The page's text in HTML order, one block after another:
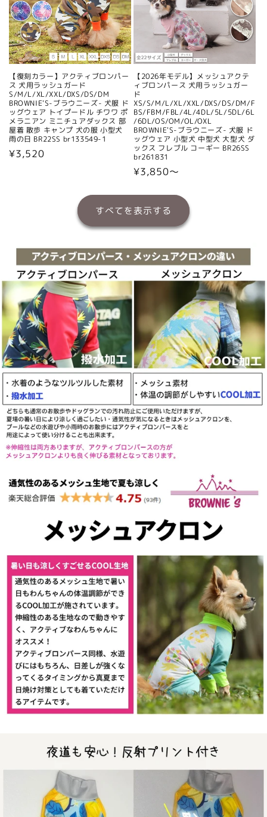
【復刻カラー】アクティブロンパー
ス 犬用ラッシュガード
S/M/L/XL/XXL/DXS/DS/DM
BROWNIE'S-ブラウニーズ- 犬服 ド
ッグウェア トイプードル チワワ ポ
メラニアン ミニチュアダックス 部
屋着 散歩 キャンプ 犬の服 小型犬
雨の日 BR22SS br133549-1
通
¥3,520
【2026年モデル】メッシュアクテ
ィブロンパース 犬用ラッシュガー
ド
XS/S/M/L/XL/XXL/DXS/DS/DM/F
BS/FBM/FBL/4L/4DL/5L/5DL/6L
/6DL/OS/OM/OL/OXL
BROWNIE'S-ブラウニーズ- 犬服 ド
ッグウェア 小型犬 中型犬 大型犬 ダ
ックス フレブル コーギー BR26SS
br261831
通
格
¥3,850〜
すべてを表示する